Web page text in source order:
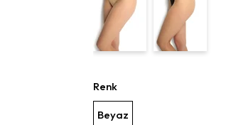
Renk
Beyaz